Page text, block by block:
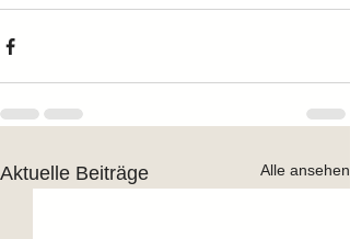
Aktuelle Beiträge Alle ansehen